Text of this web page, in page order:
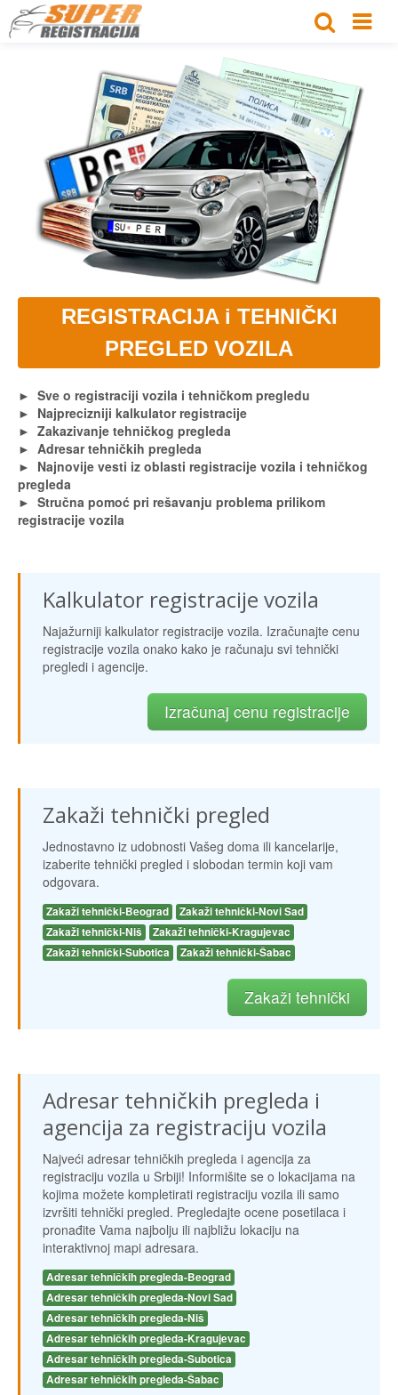
REGISTRACIJA i TEHNIČKI
PREGLED VOZILA
► Sve o registraciji vozila i tehničkom pregledu
► Najprecizniji kalkulator registracije
► Zakazivanje tehničkog pregleda
► Adresar tehničkih pregleda
► Najnovije vesti iz oblasti registracije vozila i tehničkog
pregleda
► Stručna pomoć pri rešavanju problema prilikom
registracije vozila
Kalkulator registracije vozila
Najažurniji kalkulator registracije vozila. Izračunajte cenu
registracije vozila onako kako je računaju svi tehnički
pregledi i agencije.
Izračunaj cenu registracije
Zakaži tehnički pregled
Jednostavno iz udobnosti Vašeg doma ili kancelarije,
izaberite tehnički pregled i slobodan termin koji vam
odgovara.
Zakaži tehnički-Beograd
Zakaži tehnički-Novi Sad
Zakaži tehnički-Niš
Zakaži tehnički-Kragujevac
Zakaži tehnički-Subotica
Zakaži tehnički-Šabac
Zakaži tehnički
Adresar tehničkih pregleda i
agencija za registraciju vozila
Najveći adresar tehničkih pregleda i agencija za
registraciju vozila u Srbiji! Informišite se o lokacijama na
kojima možete kompletirati registraciju vozila ili samo
izvršiti tehnički pregled. Pregledajte ocene posetilaca i
pronađite Vama najbolju ili najbližu lokaciju na
interaktivnoj mapi adresara.
Adresar tehničkih pregleda-Beograd
Adresar tehničkih pregleda-Novi Sad
Adresar tehničkih pregleda-Niš
Adresar tehničkih pregleda-Kragujevac
Adresar tehničkih pregleda-Subotica
Adresar tehničkih pregleda-Šabac